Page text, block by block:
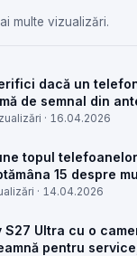
multe vizualizări.
dacă un
de semnal din
bază sau din rețea
· 16.04.2026
topul
15 despre
GSM
· 14.04.2026
S27 Ultra cu o
pentru